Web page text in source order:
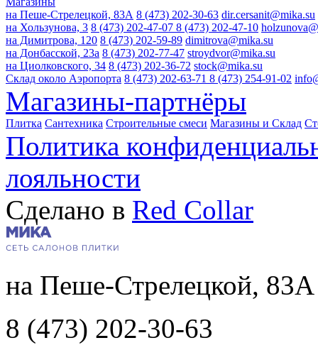
на Пеше-Стрелецкой, 83А 8 (473) 202-30-63 dir.cersanit@mika.su
на Хользунова, 3 8 (473) 202-47-07 8 (473) 202-47-10
на Димитрова, 120 8 (473) 202-59-89 dimitrova@mika.su
на Донбасской, 23а 8 (473) 202-77-47 stroydvor@mika.su
на Циолковского, 34 8 (473) 202-36-72 stock@mika.su
Склад около Аэропорта 8 (473) 202-63-71 8 (473) 254-91-02
Магазины-партнёры
Плитка Сантехника Строительные смеси Магазины и Склад
Политика
лояльности
Сделано в Red Collar
на Пеше-Стрелецкой, 83А
8 (473) 202-30-63